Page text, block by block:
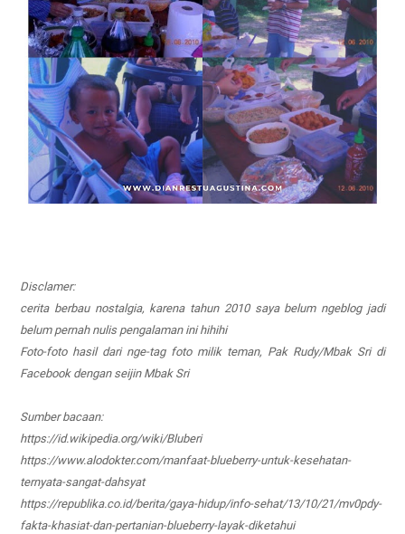
Disclamer:
cerita berbau nostalgia, karena tahun 2010 saya belum ngeblog jadi
belum pernah nulis pengalaman ini hihihi
Foto-foto hasil dari nge-tag foto milik teman, Pak Rudy/Mbak Sri di
Facebook dengan seijin Mbak Sri
Sumber bacaan:
https://id.wikipedia.org/wiki/Bluberi
https://www.alodokter.com/manfaat-blueberry-untuk-kesehatan-
ternyata-sangat-dahsyat
https://republika.co.id/berita/gaya-hidup/info-sehat/13/10/21/mv0pdy-
fakta-khasiat-dan-pertanian-blueberry-layak-diketahui